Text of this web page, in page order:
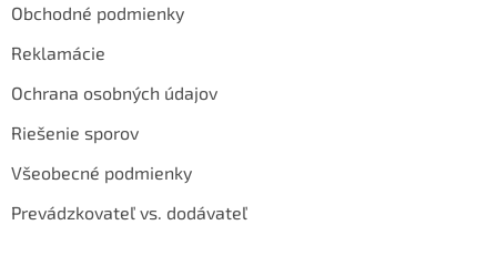
Obchodné podmienky
Reklamácie
Ochrana osobných údajov
Riešenie sporov
Všeobecné podmienky
Prevádzkovateľ vs. dodávateľ